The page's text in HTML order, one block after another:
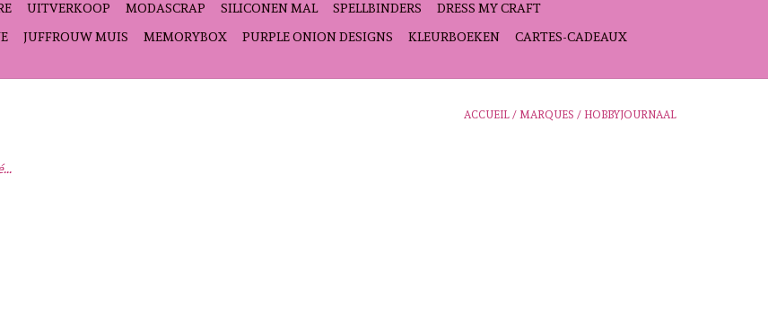
UITVERKOOP MODASCRAP SILICONEN MAL SPELLBINDERS
DRESS MY CRAFT
JUFFROUW MUIS MEMORYBOX PURPLE ONION DESIGNS KLEURBOEKEN CARTES-CADEAUX
ACCUEIL / MARQUES / HOBBYJOURNAAL